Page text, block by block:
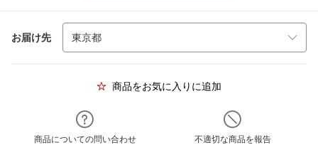
お届け先
商品をお気に入りに追加
商品についての問い合わせ 不適切な商品を報告